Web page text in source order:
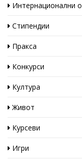
Интернационални
Стипендии
Пракса
Конкурси
Култура
Живот
Курсеви
Игри